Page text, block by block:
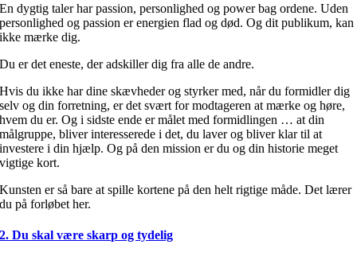
En dygtig taler har passion, personlighed og power bag ordene. Uden
personlighed og passion er energien flad og død. Og dit publikum, kan
ikke mærke dig.
Du er det eneste, der adskiller dig fra alle de andre.
Hvis du ikke har dine skævheder og styrker med, når du formidler dig
selv og din forretning, er det svært for modtageren at mærke og høre,
hvem du er. Og i sidste ende er målet med formidlingen … at din
målgruppe, bliver interesserede i det, du laver og bliver klar til at
investere i din hjælp. Og på den mission er du og din historie meget
vigtige kort.
Kunsten er så bare at spille kortene på den helt rigtige måde. Det lærer
du på forløbet her.
2. Du skal være skarp og tydelig